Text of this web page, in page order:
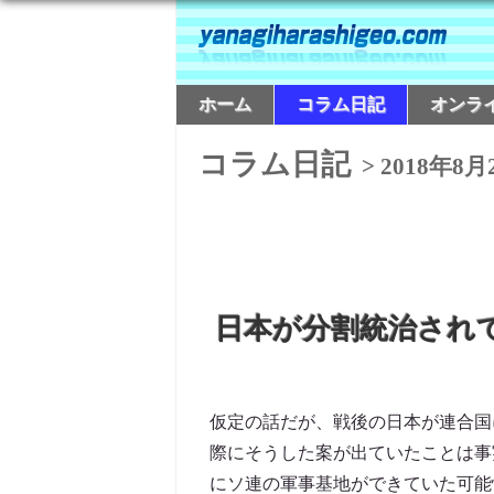
ホーム コラム日記 オンラ
コラム日記> 2018年8月
日本が分割統治さ
仮定の話だが、戦後の日本が連合
際にそうした案が出ていたことは
にソ連の軍事基地ができていた可